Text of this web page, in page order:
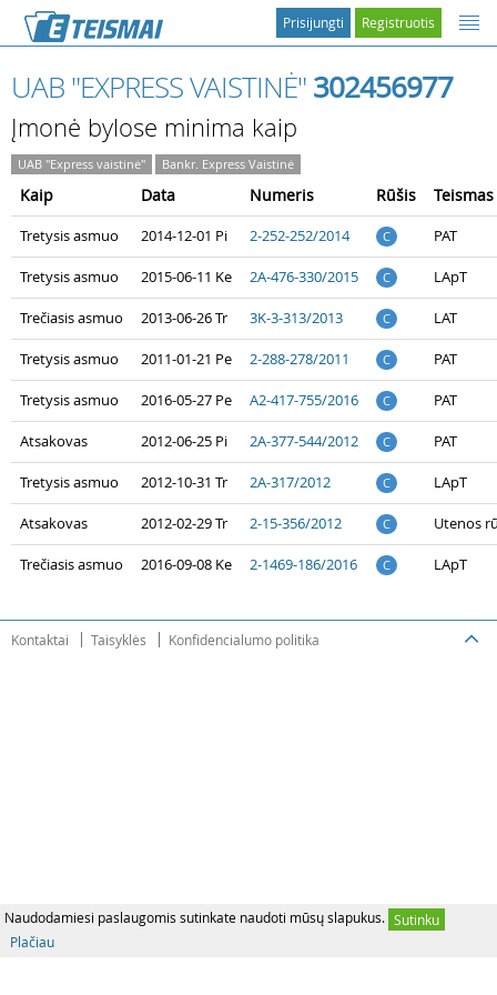
Naudodamiesi paslaugomis sutinkate naudoti mūsų slapukus. Sutinku
Plačiau
Registruotis
Prisijungti
UAB "EXPRESS VAISTINĖ" 302456977
Įmonė bylose minima kaip
UAB "Express vaistinė" Bankr. Express Vaistinė
Kaip Data Numeris Rūšis Teismas
Tretysis asmuo 2014-12-01 Pi 2-252-252/2014 C PAT
Tretysis asmuo 2015-06-11 Ke 2A-476-330/2015 C LApT
Trečiasis asmuo 2013-06-26 Tr 3K-3-313/2013 C LAT
Tretysis asmuo 2011-01-21 Pe 2-288-278/2011 C PAT
Tretysis asmuo 2016-05-27 Pe A2-417-755/2016 C PAT
Atsakovas 2012-06-25 Pi 2A-377-544/2012 C PAT
Tretysis asmuo 2012-10-31 Tr 2A-317/2012 C LApT
Atsakovas 2012-02-29 Tr 2-15-356/2012 C Utenos
Trečiasis asmuo 2016-09-08 Ke 2-1469-186/2016 C LApT
Kontaktai Taisyklės Konfidencialumo politika